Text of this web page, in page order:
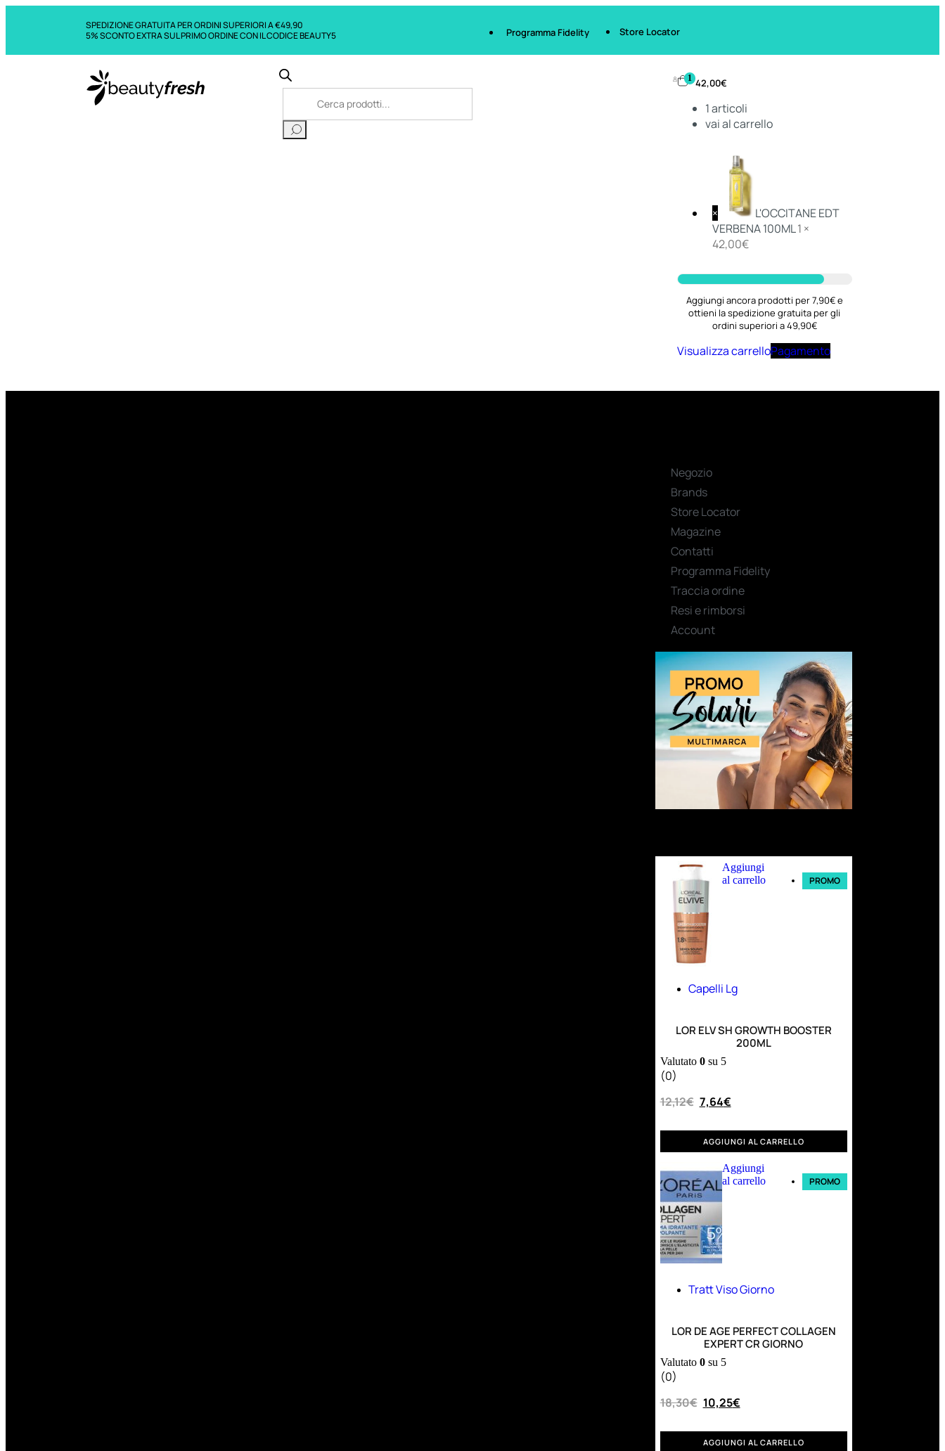
SPEDIZIONE GRATUITA PER ORDINI SUPERIORI A €49,90
5% SCONTO EXTRA SUL PRIMO ORDINE CON IL CODICE BEAUTY5
Programma Fidelity Store Locator
1 42,00€
1articoli
vai al carrello
×
L'OCCITANE EDT
VERBENA 100ML1 ×
42,00€
Aggiungi ancora prodotti per 7,90€ e
ottieni la spedizione gratuita per gli
ordini superiori a 49,90€
Visualizza carrelloPagamento
Negozio
Brands
Store Locator
Magazine
Contatti
Programma Fidelity
Traccia ordine
Resi e rimborsi
Account
Aggiungi
al carrello
PROMO
Capelli Lg
LOR ELV SH GROWTH BOOSTER
200ML
Valutato 0su 5
(0)
12,12€ 7,64€
AGGIUNGI AL CARRELLO
Aggiungi
al carrello
PROMO
Tratt Viso Giorno
LOR DE AGE PERFECT COLLAGEN
EXPERT CR GIORNO
Valutato 0su 5
(0)
18,30€ 10,25€
AGGIUNGI AL CARRELLO